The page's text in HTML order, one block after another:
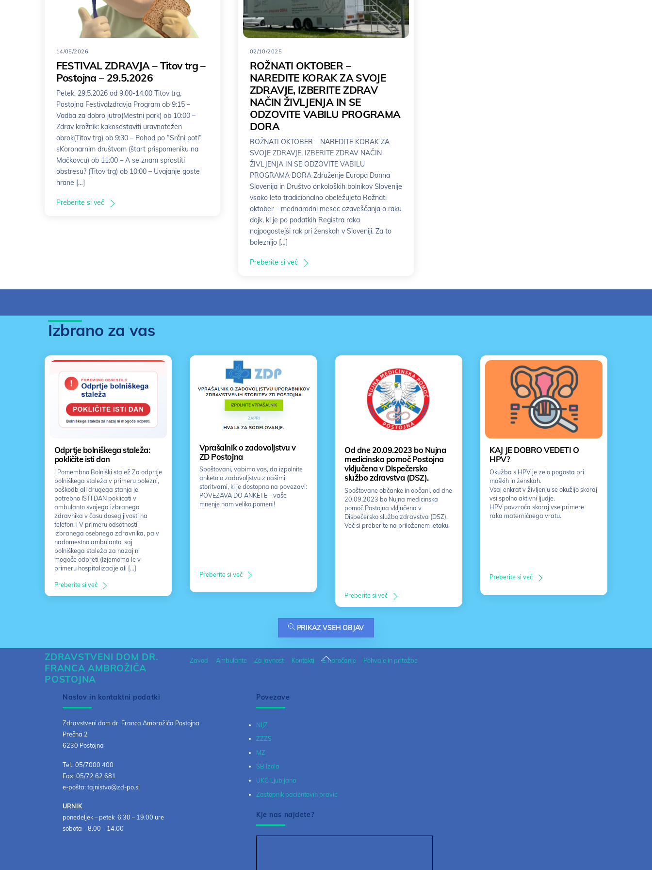
14/05/2026
FESTIVAL ZDRAVJA – Titov trg –
Postojna – 29.5.2026
Petek, 29.5.2026 od 9.00-14.00 Titov trg,
Postojna Festivalzdravja Program ob 9:15 –
Vadba za dobro jutro(Mestni park) ob 10:00 –
Zdrav krožnik: kakosestaviti uravnotežen
obrok(Titov trg) ob 9:30 – Pohod po “Srčni poti”
sKoronarnim društvom (štart prispomeniku na
Mačkovcu) ob 11:00 – A se znam sprostiti
obstresu? (Titov trg) ob 10:00 – Uvajanje goste
hrane […]
Preberite si več
02/10/2025
ROŽNATI OKTOBER –
NAREDITE KORAK ZA SVOJE
ZDRAVJE, IZBERITE ZDRAV
NAČIN ŽIVLJENJA IN SE
ODZOVITE VABILU PROGRAMA
DORA
ROŽNATI OKTOBER – NAREDITE KORAK ZA
SVOJE ZDRAVJE, IZBERITE ZDRAV NAČIN
ŽIVLJENJA IN SE ODZOVITE VABILU
PROGRAMA DORA Združenje Europa Donna
Slovenija in Društvo onkoloških bolnikov Slovenije
vsako leto tradicionalno obeležujeta Rožnati
oktober – mednarodni mesec ozaveščanja o raku
dojk, ki je po podatkih Registra raka
najpogostejši rak pri ženskah v Sloveniji. Za to
boleznijo […]
Preberite si več
Izbrano za vas
Odprtje bolniškega staleža:
pokličite isti dan
! Pomembno Bolniški stalež Za odprtje
bolniškega staleža v primeru bolezni,
poškodb ali drugega stanja je
potrebno ISTI DAN poklicati v
ambulanto svojega izbranega
zdravnika v času dosegljivosti na
telefon. i V primeru odsotnosti
izbranega osebnega zdravnika, pa v
nadomestno ambulanto, saj
bolniškega staleža za nazaj ni
mogoče odpreti (Izjemoma le v
primeru hospitalizacije ali […]
Preberite si več
Vprašalnik o zadovoljstvu v
ZD Postojna
Spoštovani, vabimo vas, da izpolnite
anketo o zadovoljstvu z našimi
storitvami, ki je dostopna na povezavi:
POVEZAVA DO ANKETE – vaše
mnenje nam veliko pomeni!
Preberite si več
Od dne 20.09.2023 bo Nujna
medicinska pomoč Postojna
vključena v Dispečersko
službo zdravstva (DSZ).
Spoštovane občanke in občani, od dne
20.09.2023 bo Nujna medicinska
pomoč Postojna vključena v
Dispečersko službo zdravstva (DSZ).
Več si preberite na priloženem letaku.
Preberite si več
KAJ JE DOBRO VEDETI O
HPV?
Okužba s HPV je zelo pogosta pri
moških in ženskah.
Vsaj enkrat v življenju se okužijo skoraj
vsi spolno aktivni ljudje.
HPV povzroča skoraj vse primere
raka materničnega vratu.
Preberite si več
PRIKAZ VSEH OBJAV
Back
ZDRAVSTVENI DOM DR.
FRANCA AMBROŽIČA
POSTOJNA
Zavod Ambulante Za javnost Kontakti E-naročanje Pohvale in pritožbe
Naslov in kontaktni podatki
Zdravstveni dom dr. Franca Ambrožiča Postojna
Prečna 2
6230 Postojna
Tel.: 05/7000 400
Fax: 05/72 62 681
e-pošta: tajnistvo@zd-po.si
URNIK
ponedeljek – petek 6.30 – 19.00 ure
sobota – 8.00 – 14.00
Povezave
NIJZ
ZZZS
MZ
SB Izola
UKC Ljubljana
Zastopnik pacientovih pravic
Kje nas najdete?